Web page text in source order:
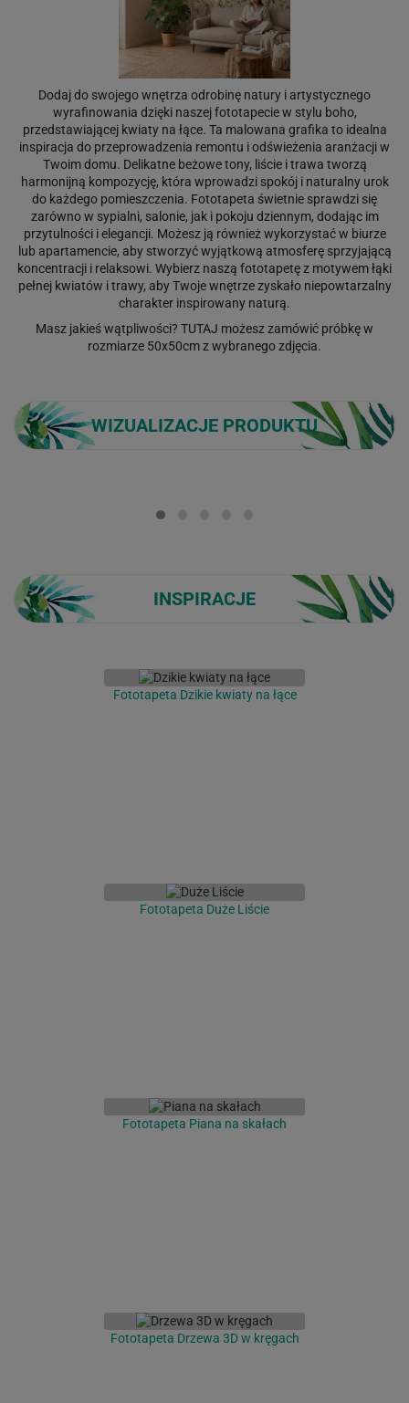
Dodaj do swojego wnętrza odrobinę natury i artystycznego
wyrafinowania dzięki naszej fototapecie w stylu boho,
przedstawiającej kwiaty na łące. Ta malowana grafika to idealna
inspiracja do przeprowadzenia remontu i odświeżenia aranżacji w
Twoim domu. Delikatne beżowe tony, liście i trawa tworzą
harmonijną kompozycję, która wprowadzi spokój i naturalny urok
do każdego pomieszczenia. Fototapeta świetnie sprawdzi się
zarówno w sypialni, salonie, jak i pokoju dziennym, dodając im
przytulności i elegancji. Możesz ją również wykorzystać w biurze
lub apartamencie, aby stworzyć wyjątkową atmosferę sprzyjającą
koncentracji i relaksowi. Wybierz naszą fototapetę z motywem łąki
pełnej kwiatów i trawy, aby Twoje wnętrze zyskało niepowtarzalny
charakter inspirowany naturą.
Masz jakieś wątpliwości? TUTAJ możesz zamówić próbkę w
rozmiarze 50x50cm z wybranego zdjęcia.
WIZUALIZACJE PRODUKTU
INSPIRACJE
Fototapeta Dzikie kwiaty na łące
Fototapeta Duże Liście
Fototapeta Piana na skałach
Fototapeta Drzewa 3D w kręgach